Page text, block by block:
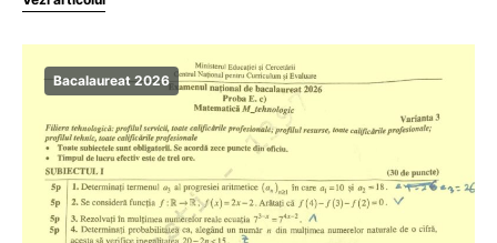
Bacalaureat 2026